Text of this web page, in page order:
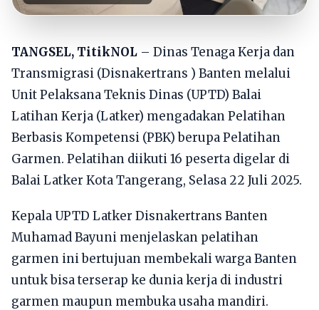
TANGSEL, TitikNOL – Dinas Tenaga Kerja dan
Transmigrasi (Disnakertrans ) Banten melalui
Unit Pelaksana Teknis Dinas (UPTD) Balai
Latihan Kerja (Latker) mengadakan Pelatihan
Berbasis Kompetensi (PBK) berupa Pelatihan
Garmen. Pelatihan diikuti 16 peserta digelar di
Balai Latker Kota Tangerang, Selasa 22 Juli 2025.
Kepala UPTD Latker Disnakertrans Banten
Muhamad Bayuni menjelaskan pelatihan
garmen ini bertujuan membekali warga Banten
untuk bisa terserap ke dunia kerja di industri
garmen maupun membuka usaha mandiri.